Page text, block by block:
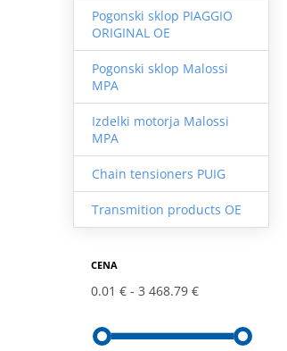
Pogonski sklop PIAGGIO
ORIGINAL OE
Pogonski sklop Malossi
MPA
Izdelki motorja Malossi
MPA
Chain tensioners PUIG
Transmition products OE
CENA
0.01 € 3 468.79 €